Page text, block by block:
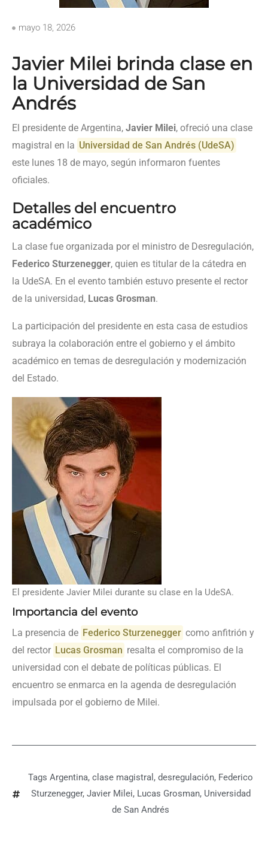
mayo 18, 2026
Javier Milei brinda clase en
la Universidad de San
Andrés
El presidente de Argentina, Javier Milei, ofreció una clase
magistral en la Universidad de San Andrés (UdeSA)
este lunes 18 de mayo, según informaron fuentes
oficiales.
Detalles del encuentro
académico
La clase fue organizada por el ministro de Desregulación,
Federico Sturzenegger, quien es titular de la cátedra en
la UdeSA. En el evento también estuvo presente el rector
de la universidad, Lucas Grosman.
La participación del presidente en esta casa de estudios
subraya la colaboración entre el gobierno y el ámbito
académico en temas de desregulación y modernización
del Estado.
El presidente Javier Milei durante su clase en la UdeSA.
Importancia del evento
La presencia de Federico Sturzenegger como anfitrión y
del rector Lucas Grosman resalta el compromiso de la
universidad con el debate de políticas públicas. El
encuentro se enmarca en la agenda de desregulación
impulsada por el gobierno de Milei.
Tags Argentina, clase magistral , desregulación, Federico
Sturzenegger, Javier Milei, Lucas Grosman, Universidad
de San Andrés